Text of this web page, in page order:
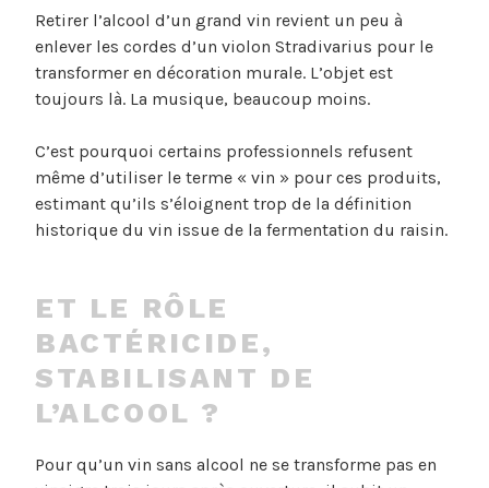
Retirer l’alcool d’un grand vin revient un peu à
enlever les cordes d’un violon Stradivarius pour le
transformer en décoration murale. L’objet est
toujours là. La musique, beaucoup moins.
C’est pourquoi certains professionnels refusent
même d’utiliser le terme « vin » pour ces produits,
estimant qu’ils s’éloignent trop de la définition
historique du vin issue de la fermentation du raisin.
ET LE RÔLE
BACTÉRICIDE,
STABILISANT DE
L’ALCOOL ?
Pour qu’un vin sans alcool ne se transforme pas en